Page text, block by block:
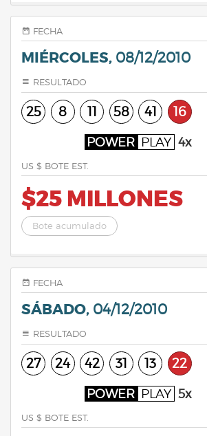
FECHA
MIÉRCOLES, 08/12/2010
RESULTADO
25 8 11 58 41 16
POWER PLAY 4x
US $ BOTE EST.
$25 MILLONES
Bote acumulado
FECHA
SÁBADO, 04/12/2010
RESULTADO
27 24 42 31 13 22
POWER PLAY 5x
US $ BOTE EST.